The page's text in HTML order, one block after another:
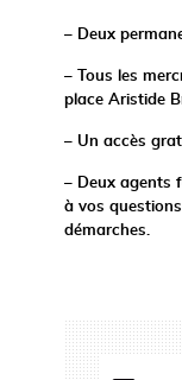
– Deux
– Tous les
place Aristide
– Un accès
– Deux agents
à vos
démarches.